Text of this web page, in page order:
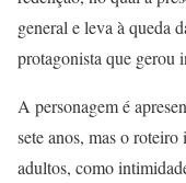
general e leva à queda
protagonista que gerou
A personagem é
sete anos, mas o
adultos, como